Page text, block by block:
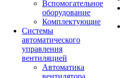
Вспомогательное
оборудование
Комплектующие
Системы
автоматического
управления
вентиляцией
Автоматика
вентилятора